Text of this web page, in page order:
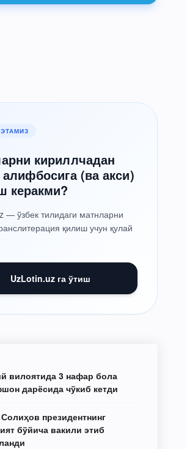
кириллчадан
(ва акси)
керакми?
— ўзбек тилидаги матнларни
қилиш учун қулай
UzLotin.uz га ўтиш
вилоятида 3 нафар бола
дарёсида чўкиб кетди
президентнинг
бўйича вакили этиб